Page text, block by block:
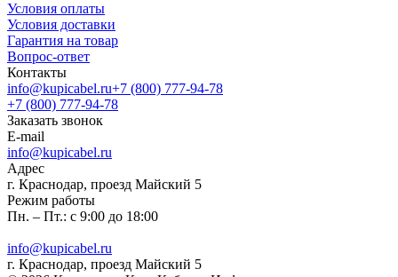
Условия оплаты
Условия доставки
Гарантия на товар
Вопрос-ответ
Контакты
info@kupicabel.ru+7 (800) 777-94-78
+7 (800) 777-94-78
Заказать звонок
E-mail
info@kupicabel.ru
Адрес
г. Краснодар, проезд Майский 5
Режим работы
Пн. – Пт.: с 9:00 до 18:00
info@kupicabel.ru
г. Краснодар, проезд Майский 5